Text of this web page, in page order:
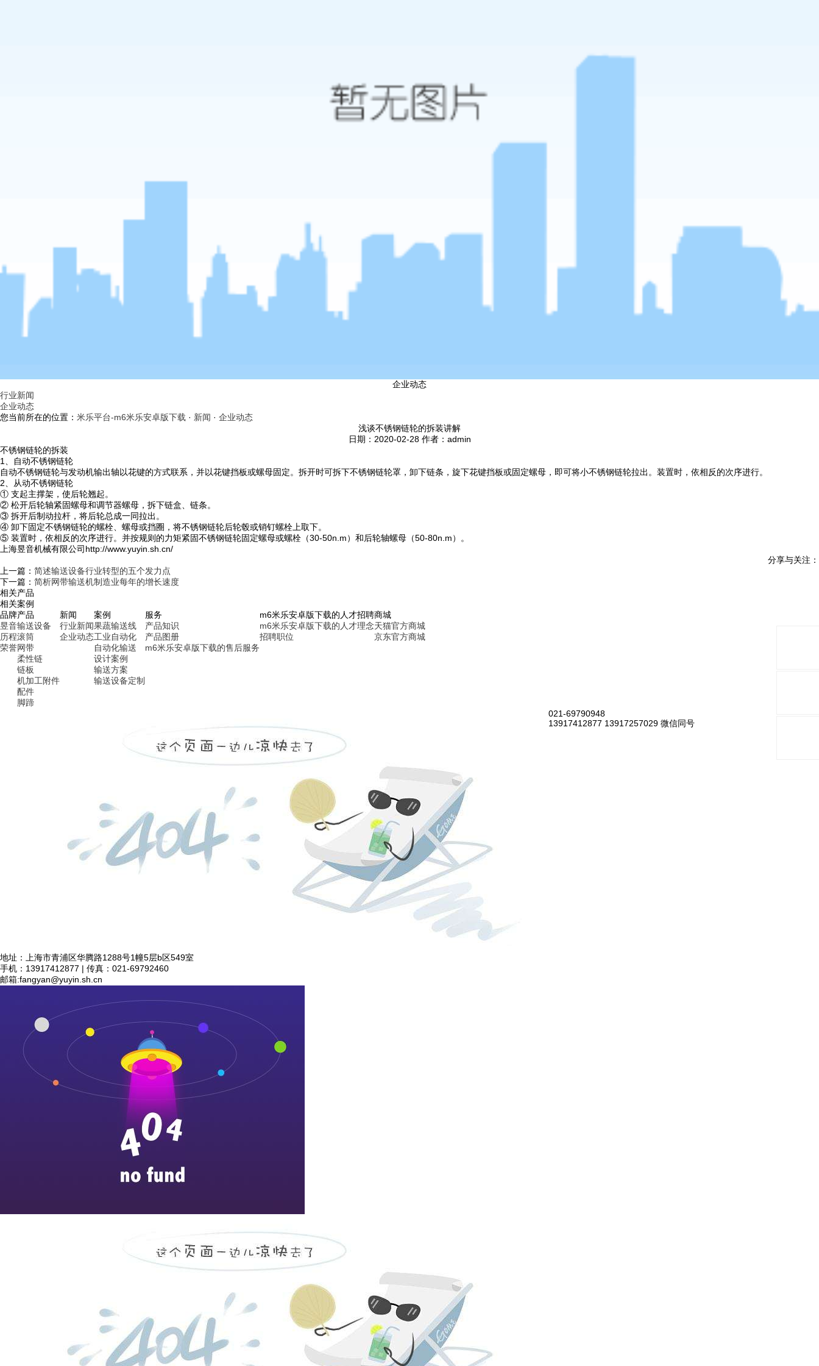
企业动态
行业新闻
企业动态
您当前所在的位置： 米乐平台-m6米乐安卓版下载 · 新闻 · 企业动态
浅谈不锈钢链轮的拆装讲解
日期：2020-02-28 作者：admin
不锈钢链轮的拆装
1、自动不锈钢链轮
自动不锈钢链轮与发动机输出轴以花键的方式联系，并以花键挡板或螺母固定。拆开时可拆下不锈钢链轮罩，卸下链条，旋下花键挡板或固定螺母，即可将小不锈钢链轮拉出。装置时，依相反的次序进行。
2、从动不锈钢链轮
① 支起主撑架，使后轮翘起。
② 松开后轮轴紧固螺母和调节器螺母，拆下链盒、链条。
③ 拆开后制动拉杆，将后轮总成一同拉出。
④ 卸下固定不锈钢链轮的螺栓、螺母或挡圈，将不锈钢链轮后轮毂或销钉螺栓上取下。
⑤ 装置时，依相反的次序进行。并按规则的力矩紧固不锈钢链轮固定螺母或螺栓（30-50n.m）和后轮轴螺母（50-80n.m）。
上海昱音机械有限公司http://www.yuyin.sh.cn/
分享与关注：
上一篇： 简述输送设备行业转型的五个发力点
下一篇： 简析网带输送机制造业每年的增长速度
相关产品
相关案例
品牌
昱音
历程
荣誉
产品
输送设备
滚筒
网带
柔性链
链板
机加工附件
配件
脚蹄
新闻
行业新闻
企业动态
案例
果蔬输送线
工业自动化
自动化输送
设计案例
输送方案
输送设备定制
服务
产品知识
产品图册
m6米乐安卓版下载的售后服务
m6米乐安卓版下载的人才招聘
m6米乐安卓版下载的人才理念
招聘职位
商城
天猫官方商城
京东官方商城
021-69790948
13917412877 13917257029 微信同号
地址：上海市青浦区华腾路1288号1幢5层b区549室
手机：13917412877 | 传真：021-69792460
邮箱:fangyan@yuyin.sh.cn